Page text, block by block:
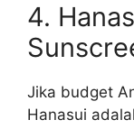
4.
Jika budget
Hanasui